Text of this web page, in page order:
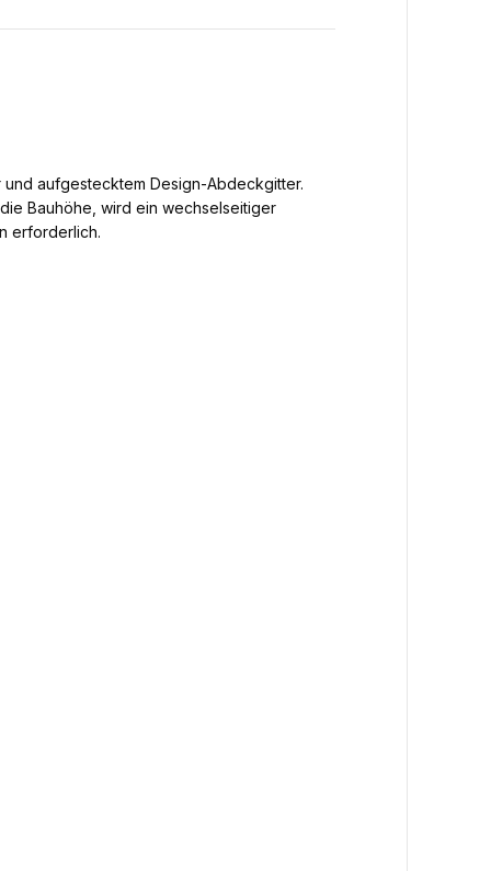
aufgestecktem Design-Abdeckgitter.
Bauhöhe, wird ein wechselseitiger
erforderlich.